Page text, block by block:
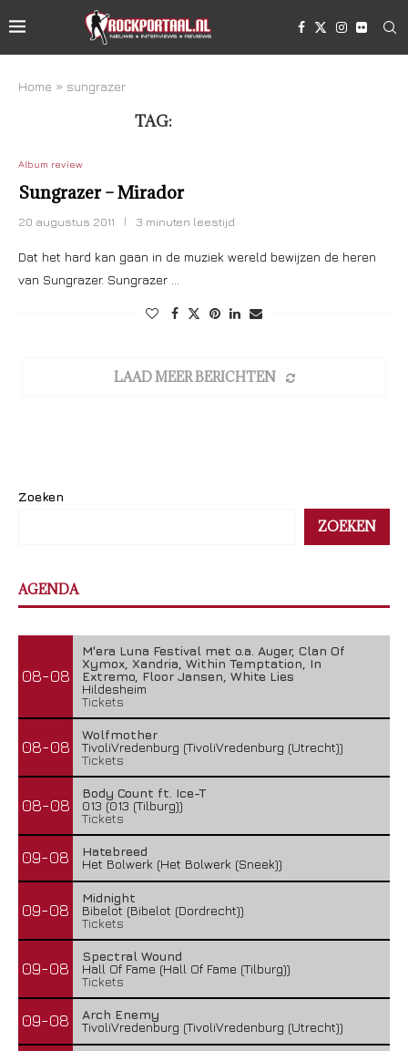
Home » sungrazer
TAG:
Album review
Sungrazer – Mirador
20 augustus 2011 3 minuten leestijd
Dat het hard kan gaan in de muziek wereld bewijzen de heren
van Sungrazer. Sungrazer …
LAAD MEER BERICHTEN
Zoeken
ZOEKEN
AGENDA
08-08
M'era Luna Festival met o.a. Auger, Clan Of
Xymox, Xandria, Within Temptation, In
Extremo, Floor Jansen, White Lies
Hildesheim
Tickets
08-08
Wolfmother
TivoliVredenburg (TivoliVredenburg (Utrecht))
Tickets
08-08
Body Count ft. Ice-T
013 (013 (Tilburg))
Tickets
09-08
Hatebreed
Het Bolwerk (Het Bolwerk (Sneek))
09-08
Midnight
Bibelot (Bibelot (Dordrecht))
Tickets
09-08
Spectral Wound
Hall Of Fame (Hall Of Fame (Tilburg))
Tickets
09-08
Arch Enemy
TivoliVredenburg (TivoliVredenburg (Utrecht))